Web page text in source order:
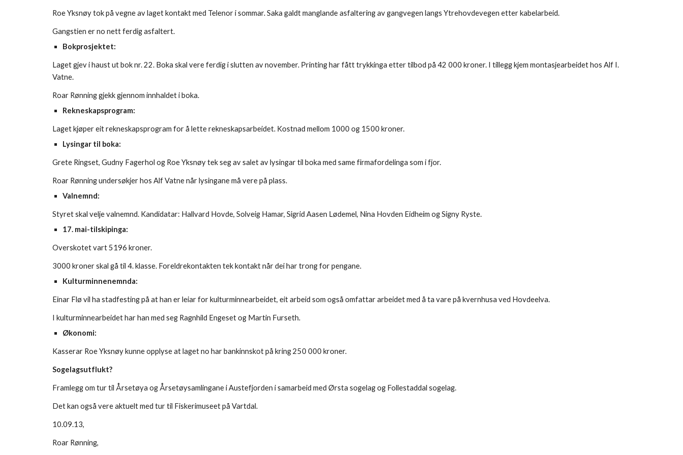
Roe Yksnøy tok på vegne av laget kontakt med Telenor i sommar. Saka galdt manglande asfaltering av gangvegen langs Ytrehovdevegen etter kabelarbeid.
Gangstien er no nett ferdig asfaltert.
Bokprosjektet:
Laget gjev i haust ut bok nr. 22. Boka skal vere ferdig i slutten av november. Printing har fått trykkinga etter tilbod på 42 000 kroner. I tillegg kjem montasjearbeidet hos Alf I.
Vatne.
Roar Rønning gjekk gjennom innhaldet i boka.
Rekneskapsprogram:
Laget kjøper eit rekneskapsprogram for å lette rekneskapsarbeidet. Kostnad mellom 1000 og 1500 kroner.
Lysingar til boka:
Grete Ringset, Gudny Fagerhol og Roe Yksnøy tek seg av salet av lysingar til boka med same firmafordelinga som i fjor.
Roar Rønning undersøkjer hos Alf Vatne når lysingane må vere på plass.
Valnemnd:
Styret skal velje valnemnd. Kandidatar: Hallvard Hovde, Solveig Hamar, Sigrid Aasen Lødemel, Nina Hovden Eidheim og Signy Ryste.
17. mai-tilskipinga:
Overskotet vart 5196 kroner.
3000 kroner skal gå til 4. klasse. Foreldrekontakten tek kontakt når dei har trong for pengane.
Kulturminnenemnda:
Einar Flø vil ha stadfesting på at han er leiar for kulturminnearbeidet, eit arbeid som også omfattar arbeidet med å ta vare på kvernhusa ved Hovdeelva.
I kulturminnearbeidet har han med seg Ragnhild Engeset og Martin Furseth.
Økonomi:
Kasserar Roe Yksnøy kunne opplyse at laget no har bankinnskot på kring 250 000 kroner.
Sogelagsutflukt?
Framlegg om tur til Årsetøya og Årsetøysamlingane i Austefjorden i samarbeid med Ørsta sogelag og Follestaddal sogelag.
Det kan også vere aktuelt med tur til Fiskerimuseet på Vartdal.
10.09.13,
Roar Rønning,